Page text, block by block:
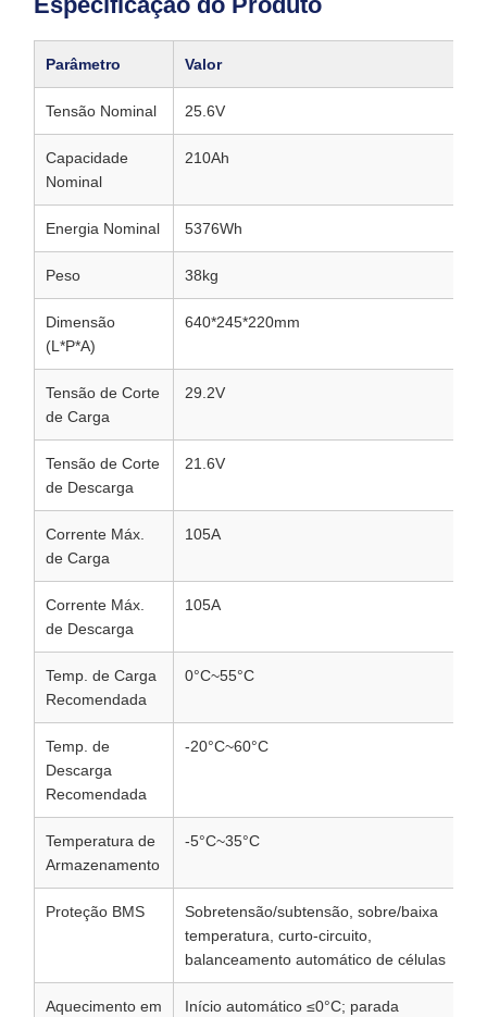
Parâmetro Valor
Tensão Nominal 25.6V
Capacidade
Nominal
210Ah
Energia Nominal 5376Wh
Peso 38kg
Dimensão
(L*P*A)
640*245*220mm
Tensão de Corte
de Carga
29.2V
Tensão de Corte
de Descarga
21.6V
Corrente Máx.
de Carga
105A
Corrente Máx.
de Descarga
105A
Temp. de Carga
Recomendada
0°C~55°C
Temp. de
Descarga
Recomendada
-20°C~60°C
Temperatura de
Armazenamento
-5°C~35°C
Proteção BMS
Sobretensão/subtensão, sobre/baixa
temperatura, curto-circuito,
balanceamento automático de células
Aquecimento em
Início automático ≤0°C; parada